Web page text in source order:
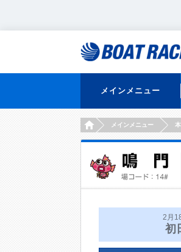
メインメニュー
HOMEメインメニュー
2月
初